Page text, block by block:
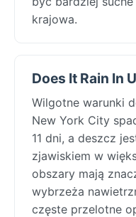
krajowa.
Does It Rain In
Wilgotne warunki
New York City
11 dni, a deszcz
zjawiskiem w
obszary mają
wybrzeża
częste przelotne